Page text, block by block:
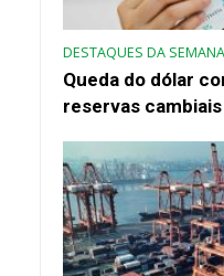
DESTAQUES DA SEMANA
Queda do dólar
reservas